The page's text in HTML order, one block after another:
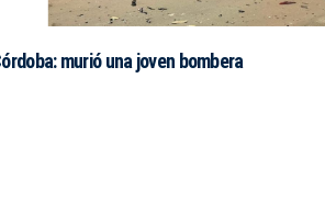
murió una joven bombera